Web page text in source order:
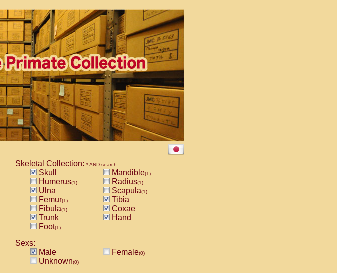
Skeletal Collection: * AND search
Skull Mandible(1)
Humerus(1) Radius(1)
Ulna Scapula(1)
Femur(1)
Tibia
Fibula(1)
Coxae
Trunk
Hand
Foot(1)
Sexs:
Male
Female(0)
Unknown(0)